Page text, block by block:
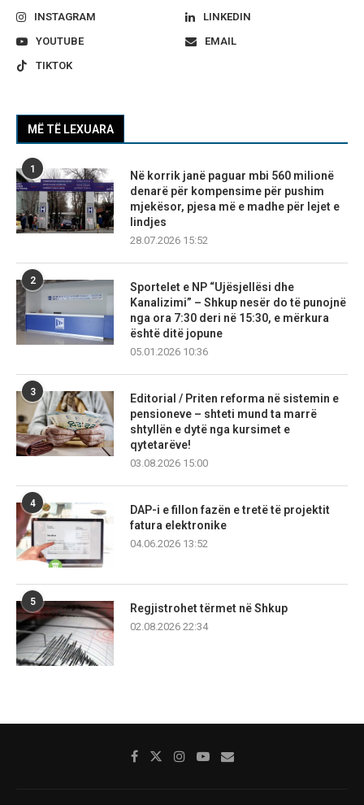
INSTAGRAM
LINKEDIN
YOUTUBE
EMAIL
TIKTOK
MË TË LEXUARA
1
Në korrik janë paguar mbi 560 milionë
denarë për kompensime për pushim
mjekësor, pjesa më e madhe për lejet e
lindjes
28.07.2026 15:52
2
Sportelet e NP “Ujësjellësi dhe
Kanalizimi” – Shkup nesër do të punojnë
nga ora 7:30 deri në 15:30, e mërkura
është ditë jopune
05.01.2026 10:36
3
Editorial / Priten reforma në sistemin e
pensioneve – shteti mund ta marrë
shtyllën e dytë nga kursimet e
qytetarëve!
03.08.2026 15:00
4
DAP-i e fillon fazën e tretë të projektit
fatura elektronike
04.06.2026 13:52
5
Regjistrohet tërmet në Shkup
02.08.2026 22:34